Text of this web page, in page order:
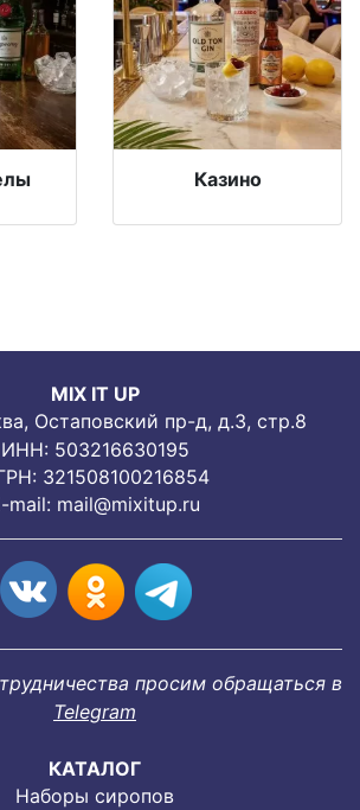
Казино
MIX IT UP
Остаповский пр-д, д.3, стр.8
ИНН: 503216630195
321508100216854
mail: mail@mixitup.ru
просим обращаться в
Telegram
КАТАЛОГ
Наборы сиропов